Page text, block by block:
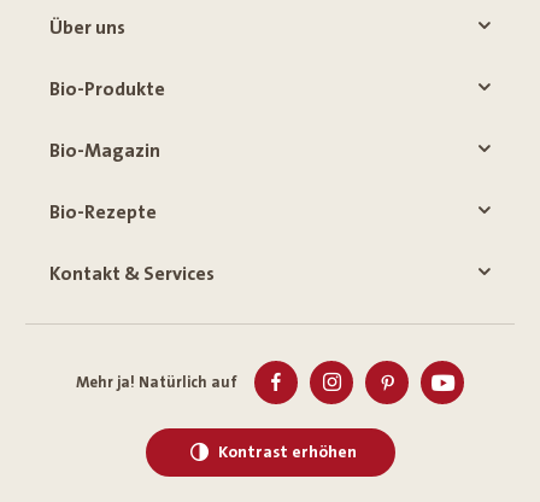
Über uns
Bio-Produkte
Bio-Magazin
Bio-Rezepte
Kontakt & Services
Mehr ja! Natürlich auf
Kontrast erhöhen